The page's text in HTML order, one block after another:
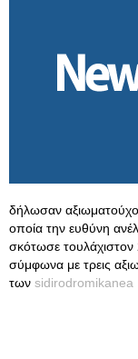
δήλωσαν
οποία την ευθύνη
σκότωσε
σύμφωνα με τρεις
των sidirodromikanea